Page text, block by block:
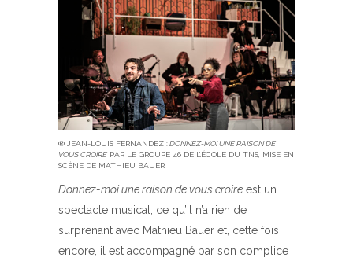
® JEAN-LOUIS FERNANDEZ :DONNEZ-MOI UNE RAISON DE
VOUS CROIRE PAR LE GROUPE 46 DE L’ÉCOLE DU TNS, MISE EN
SCÈNE DE MATHIEU BAUER
Donnez-moi une raison de vous croire est un
spectacle musical, ce qu’il n’a rien de
surprenant avec Mathieu Bauer et, cette fois
encore, il est accompagné par son complice